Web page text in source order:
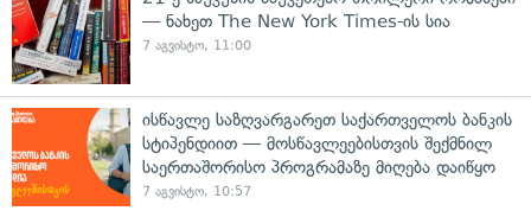
— ნახეთ The New York Times-ის სია
7 აგვისტო, 11:00
ისწავლე საზღვარგარეთ საქართველოს ბანკის
სტიპენდიით — მოსწავლეებისთვის შექმნილ
საერთაშორისო პროგრამაზე მიღება დაიწყო
7 აგვისტო, 10:57